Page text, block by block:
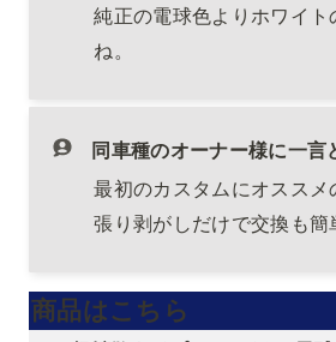
純正の電球色よりホワイト
ね。
同車種のオーナー様に一言
最初のカスタムにオススメ
張り剥がしだけで交換も簡
商品はこちら